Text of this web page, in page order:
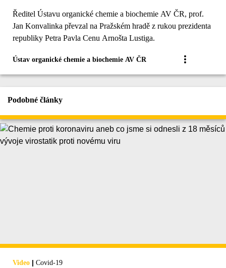
spravedlnost
Ředitel Ústavu organické chemie a biochemie AV ČR, prof.
Jan Konvalinka převzal na Pražském hradě z rukou prezidenta
republiky Petra Pavla Cenu Arnošta Lustiga.
Ústav organické chemie a biochemie AV ČR
Podobné články
Video | Covid-19